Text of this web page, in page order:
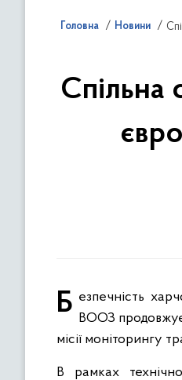
Головна Новини
Безпечність харчових продуктів безпосередньо залежить від їх складу і Держпродспоживслужба спільно з ВООЗ продовжує
місії моніторингу
В рамках